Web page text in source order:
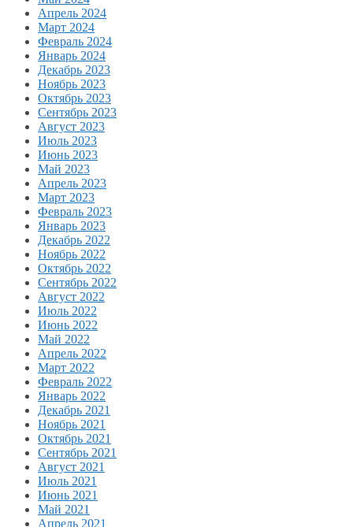
Апрель 2024
Март 2024
Февраль 2024
Январь 2024
Декабрь 2023
Ноябрь 2023
Октябрь 2023
Сентябрь 2023
Август 2023
Июль 2023
Июнь 2023
Май 2023
Апрель 2023
Март 2023
Февраль 2023
Январь 2023
Декабрь 2022
Ноябрь 2022
Октябрь 2022
Сентябрь 2022
Август 2022
Июль 2022
Июнь 2022
Май 2022
Апрель 2022
Март 2022
Февраль 2022
Январь 2022
Декабрь 2021
Ноябрь 2021
Октябрь 2021
Сентябрь 2021
Август 2021
Июль 2021
Июнь 2021
Май 2021
Апрель 2021